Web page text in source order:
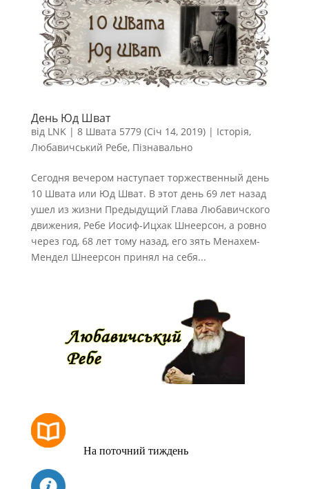
День Юд Шват
від LNK| 8 Швата 5779 (Січ 14, 2019)| Історія,
Любавичський Ребе, Пізнавально
Сегодня вечером наступает торжественный день
10 Швата или Юд Шват. В этот день 69 лет назад
ушел из жизни Предыдущий Глава Любавичского
движения, Ребе Иосиф-Ицхак Шнеерсон, а ровно
через год, 68 лет тому назад, его зять Менахем-
Мендел Шнеерсон принял на себя...
На поточний тиждень